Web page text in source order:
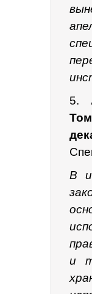
5.
В
и